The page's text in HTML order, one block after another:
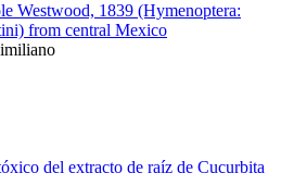
Westwood, 1839 (Hymenoptera:
from central Mexico
del extracto de raíz de Cucurbita